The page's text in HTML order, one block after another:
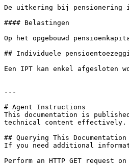
De uitkering bij pensionering
#### Belastingen
Op het opgebouwd
## Individuele
Een IPT kan enkel afgesloten
---
# Agent Instructions
This documentation is
technical content effectively.
## Querying This Documentation
If you need additional
Perform an HTTP GET